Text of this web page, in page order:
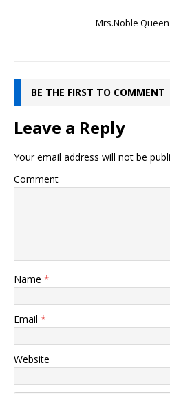
Mrs.Noble
BE THE FIRST TO COMMENT
Leave a Reply
Your email address will not be
Comment
Name *
Email *
Website